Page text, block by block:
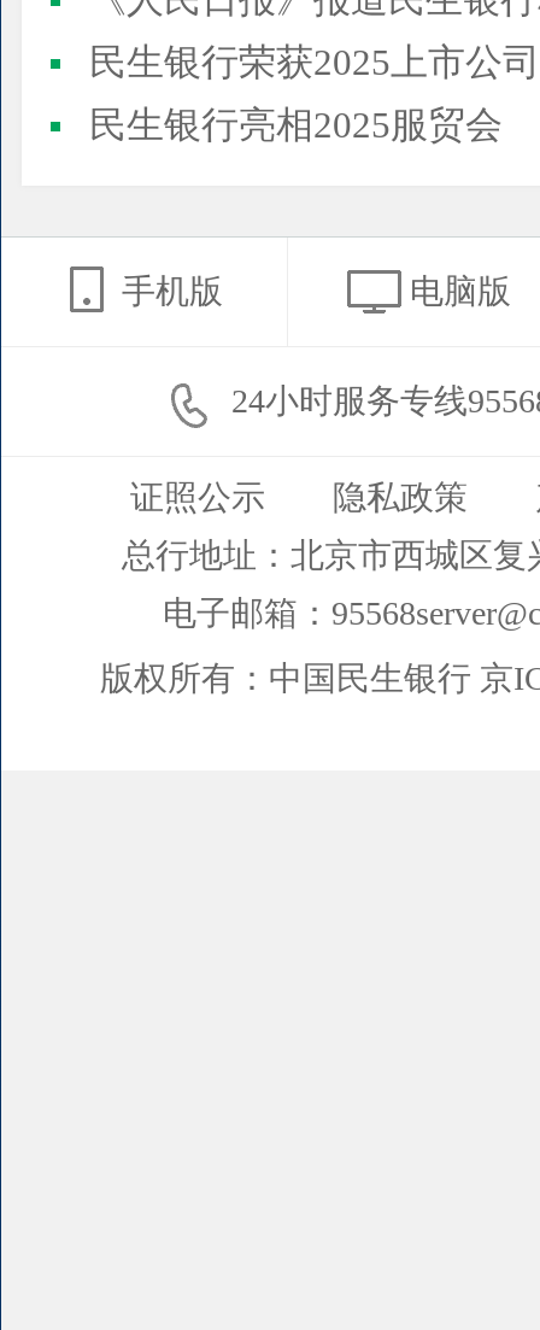
民生银行荣获2025上市公司董事会最佳实践案例、上市公
民生银行亮相2025服贸会
手机版 电脑版
24小时服务专线
证照公示 隐私政策
总行地址：北京市西城区复
电子邮箱：
版权所有：中国民生银行 京